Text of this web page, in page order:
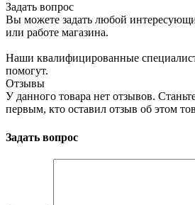
Задать вопрос
Вы можете задать любой
или работе магазина.
Наши квалифицированные
помогут.
Отзывы
У данного товара нет отзывов.
первым, кто оставил отзыв об этом
Задать вопрос